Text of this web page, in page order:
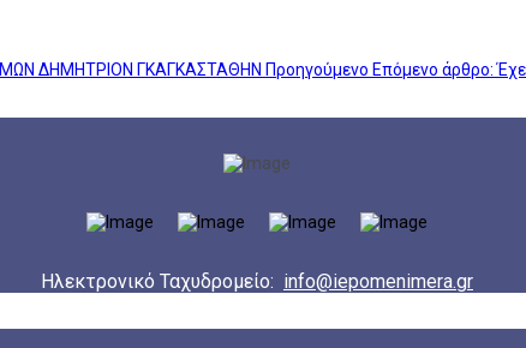
ΔΗΜΗΤΡΙΟΝ ΓΚΑΓΚΑΣΤΑΘΗΝ Προηγούμενο Επόμενο άρθρο:
Ηλεκτρονικό Ταχυδρομείο: info@iepomenimera.gr